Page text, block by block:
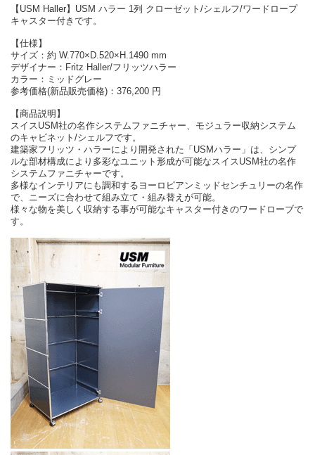
【USM Haller】USM ハラー 1列 クローゼット/シェルフ/ワードロープ
キャスター付きです。
【仕様】
サイズ：約 W.770×D.520×H.1490 mm
デザイナー：Fritz Haller/フリッツハラー
カラー：ミッドグレー
参考価格(新品販売価格)：376,200 円
【商品説明】
スイスUSM社の名作システムファニチャー、モジュラー収納システム
のキャビネット/シェルフです。
建築家フリッツ・ハラーにより開発された「USMハラー」は、シンプ
ルな部材構成により多彩なユニット形成が可能なスイスUSM社の名作
システムファニチャーです。
多様なインテリアにも調和するヨーロピアンミッドセンチュリーの名作
で、ニーズに合わせて組み立て・組み替えが可能。
様々な物を美しく収納する事が可能なキャスター付きのワードローブで
す。